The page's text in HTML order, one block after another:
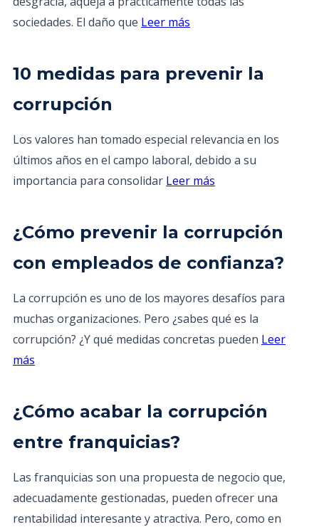
sociedades. El daño que Leer más
10 medidas para prevenir la
corrupción
Los valores han tomado especial relevancia en los
últimos años en el campo laboral, debido a su
importancia para consolidar Leer más
¿Cómo prevenir la corrupción
con empleados de confianza?
La corrupción es uno de los mayores desafíos para
muchas organizaciones. Pero ¿sabes qué es la
corrupción? ¿Y qué medidas concretas pueden Leer
más
¿Cómo acabar la corrupción
entre franquicias?
Las franquicias son una propuesta de negocio que,
adecuadamente gestionadas, pueden ofrecer una
rentabilidad interesante y atractiva. Pero, como en